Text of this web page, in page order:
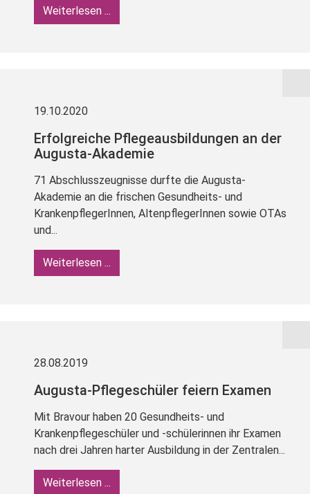
Weiterlesen ...
19.10.2020
Erfolgreiche Pflegeausbildungen an der
Augusta-Akademie
71 Abschlusszeugnisse durfte die Augusta-
Akademie an die frischen Gesundheits- und
KrankenpflegerInnen, AltenpflegerInnen sowie OTAs
und...
Weiterlesen ...
28.08.2019
Augusta-Pflegeschüler feiern Examen
Mit Bravour haben 20 Gesundheits- und
Krankenpflegeschüler und -schülerinnen ihr Examen
nach drei Jahren harter Ausbildung in der Zentralen...
Weiterlesen ...